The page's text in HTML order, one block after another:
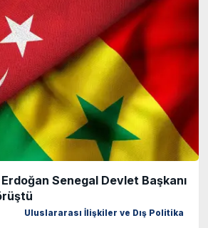
Senegal Devlet Başkanı
Uluslararası İlişkiler ve Dış Politika